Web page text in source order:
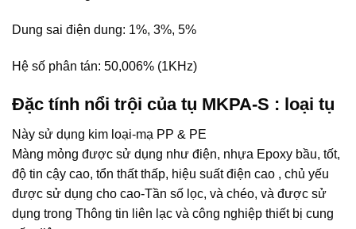
Dung sai điện dung: 1%, 3%, 5%
Hệ số phân tán: 50,006% (1KHz)
Đặc tính nổi trội của tụ MKPA-S : loại tụ
Này sử dụng kim loại-mạ PP & PE
Màng mỏng được sử dụng như điện, nhựa Epoxy bầu, tốt,
độ tin cậy cao, tổn thất thấp, hiệu suất điện cao , chủ yếu
được sử dụng cho cao-Tần số lọc, và chéo, và được sử
dụng trong Thông tin liên lạc và công nghiệp thiết bị cung